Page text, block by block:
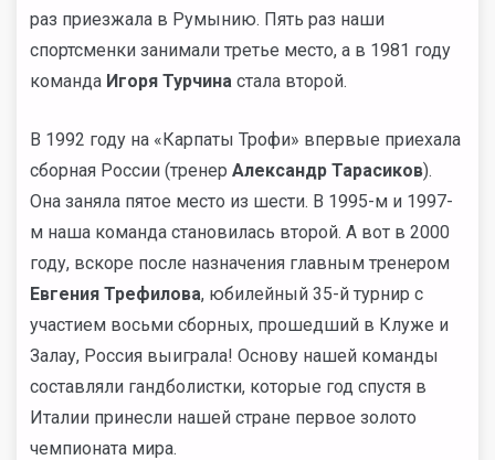
раз приезжала в Румынию. Пять раз наши
спортсменки занимали третье место, а в 1981 году
команда Игоря Турчина стала второй.
В 1992 году на «Карпаты Трофи» впервые приехала
сборная России (тренер Александр Тарасиков).
Она заняла пятое место из шести. В 1995-м и 1997-
м наша команда становилась второй. А вот в 2000
году, вскоре после назначения главным тренером
Евгения Трефилова, юбилейный 35-й турнир с
участием восьми сборных, прошедший в Клуже и
Залау, Россия выиграла! Основу нашей команды
составляли гандболистки, которые год спустя в
Италии принесли нашей стране первое золото
чемпионата мира.